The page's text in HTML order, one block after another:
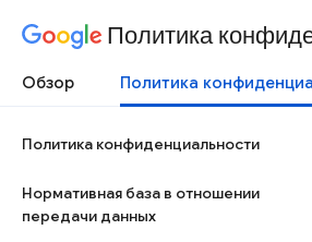
Политика
Обзор Политика
Политика конфиденциальности
Нормативная база в отношении
передачи данных